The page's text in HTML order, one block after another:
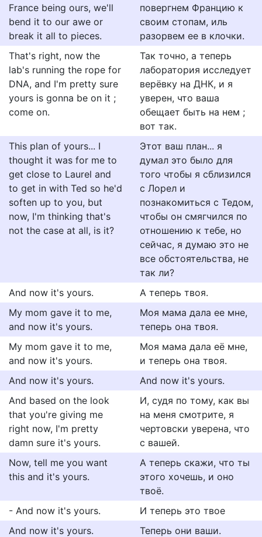
France being ours, we'll
bend it to our awe or
break it all to pieces.
повергнем Францию к
своим стопам, иль
разорвем ее в клочки.
That's right, now the
lab's running the rope for
DNA, and I'm pretty sure
yours is gonna be on it ;
come on.
Так точно, а теперь
лаборатория исследует
верёвку на ДНК, и я
уверен, что ваша
обещает быть на нем ;
вот так.
This plan of yours... I
thought it was for me to
get close to Laurel and
to get in with Ted so he'd
soften up to you, but
now, I'm thinking that's
not the case at all, is it?
Этот ваш план... я
думал это было для
того чтобы я сблизился
с Лорел и
познакомиться с Тедом,
чтобы он смягчился по
отношению к тебе, но
сейчас, я думаю это не
все обстоятельства, не
так ли?
And now it's yours.
А теперь твоя.
My mom gave it to me,
and now it's yours.
Моя мама дала ее мне,
теперь она твоя.
My mom gave it to me,
and now it's yours.
Моя мама дала её мне,
и теперь она твоя.
And now it's yours.
And now it's yours.
And based on the look
that you're giving me
right now, I'm pretty
damn sure it's yours.
И, судя по тому, как вы
на меня смотрите, я
чертовски уверена, что
с вашей.
Now, tell me you want
this and it's yours.
А теперь скажи, что ты
этого хочешь, и оно
твоё.
- And now it's yours.
И теперь это твое
And now it's yours.
Теперь они ваши.